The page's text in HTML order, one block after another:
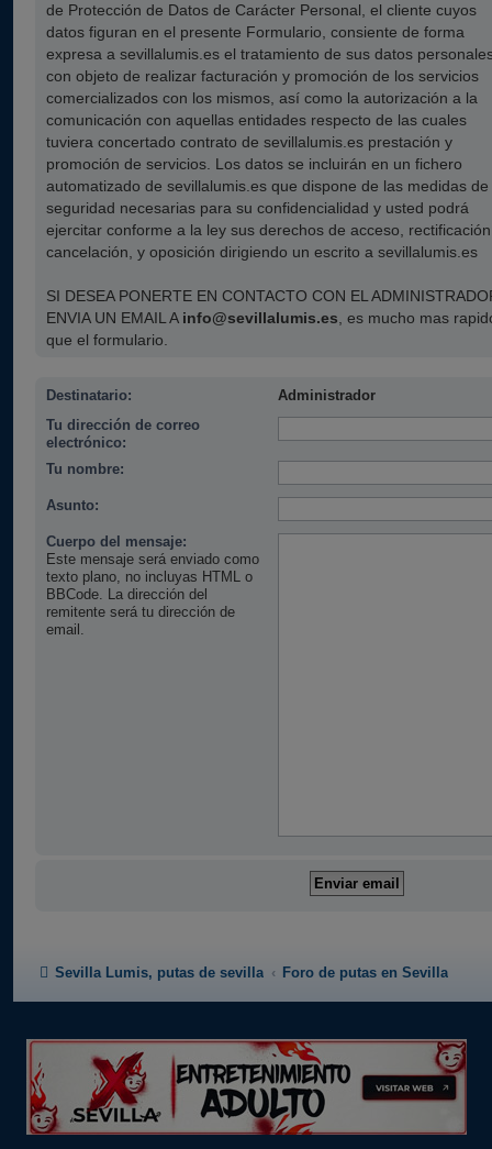
de Protección de Datos de Carácter Personal, el cliente cuyos
datos figuran en el presente Formulario, consiente de forma
expresa a sevillalumis.es el tratamiento de sus datos
con objeto de realizar facturación y promoción de los servicios
comercializados con los mismos, así como la autorización a la
comunicación con aquellas entidades respecto de las cuales
tuviera concertado contrato de sevillalumis.es prestación y
promoción de servicios. Los datos se incluirán en un fichero
automatizado de sevillalumis.es que dispone de las medidas de
seguridad necesarias para su confidencialidad y usted podrá
ejercitar conforme a la ley sus derechos de acceso,
cancelación, y oposición dirigiendo un escrito a sevillalumis.es
SI DESEA PONERTE EN CONTACTO CON EL
ENVIA UN EMAIL A info@sevillalumis.es , es mucho mas
que el formulario.
Destinatario:
Administrador
Tu dirección de correo
electrónico:
Tu nombre:
Asunto:
Cuerpo del mensaje:
Este mensaje será enviado como
texto plano, no incluyas HTML o
BBCode. La dirección del
remitente será tu dirección de
email.
Sevilla Lumis, putas de sevilla Foro de putas en Sevilla